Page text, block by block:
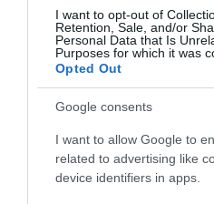
I want to opt-out of
Retention, Sale, and/or
Personal Data that Is
Purposes for which it was
Opted Out
Google consents
I want to allow Google to
related to advertising like
device identifiers in apps.
Η
Η